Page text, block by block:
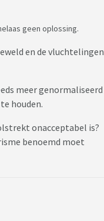
geen oplossing.
en de vluchtelingen
meer genormaliseerd
houden.
onacceptabel is?
benoemd moet